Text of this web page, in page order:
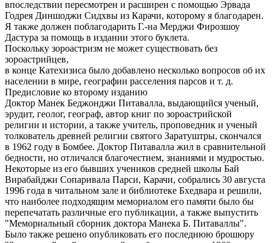
впоследствии пересмотрен и расширен с помощью Эрвада
Годрея Диншоджи Сидхвы из Карачи, которому я благодарен.
Я также должен поблагодарить Г.-на Мерджи Фирозшоу
Дастура за помощь в издании этого буклета.
Поскольку зороастризм не может существовать без
зороастрийцев,
в конце Катехизиса было добавлено несколько вопросов об их
населении в мире, географии расселения парсов и т. д.
Предисловие ко второму изданию
Доктор Манек Беджонджи Питавалла, выдающийся ученый,
эрудит, геолог, географ, автор книг по зороастрийской
религии и истории, а также учитель, проповедник и ученый
толкователь древней религии святого Заратуштры, скончался
в 1962 году в Бомбее. Доктор Питавалла жил в сравнительной
бедности, но отличался благочестием, знаниями и мудростью.
Некоторые из его бывших учеников средней школы Бай
Вирабайджи Сопаривала Парси, Карачи, собрались 30 августа
1996 года в читальном зале и библиотеке Бхедвара и решили,
что наиболее подходящим мемориалом его памяти было бы
перепечатать различные его публикации, а также выпустить
"Мемориальный сборник доктора Манека Б. Питаваллы".
Было также решено опубликовать его последнюю брошюру